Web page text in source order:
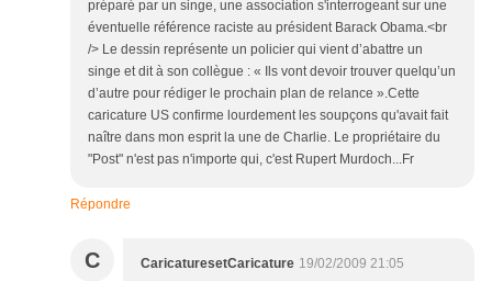
préparé par un singe, une association s'interrogeant sur une
éventuelle référence raciste au président Barack Obama.<br
/> Le dessin représente un policier qui vient d’abattre un
singe et dit à son collègue : « Ils vont devoir trouver quelqu’un
d’autre pour rédiger le prochain plan de relance ».Cette
caricature US confirme lourdement les soupçons qu'avait fait
naître dans mon esprit la une de Charlie. Le propriétaire du
"Post" n'est pas n'importe qui, c'est Rupert Murdoch...Fr
Répondre
C CaricaturesetCaricature 19/02/2009 21:05